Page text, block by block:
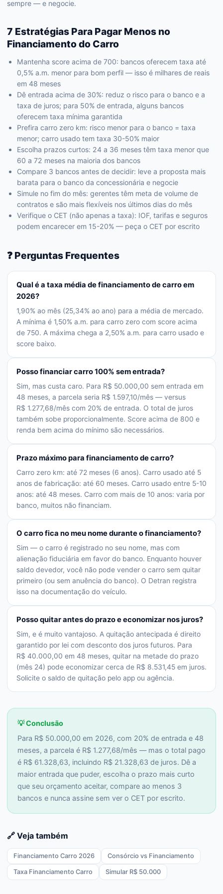
sempre — e negocie.
7 Estratégias Para Pagar Menos no
Financiamento do Carro
Mantenha score acima de 700: bancos oferecem taxa até
0,5% a.m. menor para bom perfil — isso é milhares de reais
em 48 meses
Dê entrada acima de 30%: reduz o risco para o banco e a
taxa de juros; para 50% de entrada, alguns bancos
oferecem taxa mínima garantida
Prefira carro zero km: risco menor para o banco = taxa
menor; carro usado tem taxa 30-50% maior
Escolha prazos curtos: 24 a 36 meses têm taxa menor que
60 a 72 meses na maioria dos bancos
Compare 3 bancos antes de decidir: leve a proposta mais
barata para o banco da concessionária e negocie
Simule no fim do mês: gerentes têm meta de volume de
contratos e são mais flexíveis nos últimos dias do mês
Verifique o CET (não apenas a taxa): IOF, tarifas e seguros
podem encarecer em 15-20% — peça o CET por escrito
❓ Perguntas Frequentes
Qual é a taxa média de financiamento de carro em
2026?
1,90% ao mês (25,34% ao ano) para a média de mercado.
A mínima é 1,50% a.m. para carro zero com score acima
de 750. A máxima chega a 2,50% a.m. para carro usado e
score baixo.
Posso financiar carro 100% sem entrada?
Sim, mas custa caro. Para R$ 50.000,00 sem entrada em
48 meses, a parcela seria R$ 1.597,10/mês — versus
R$ 1.277,68/mês com 20% de entrada. O total de juros
também sobe proporcionalmente. Score acima de 800 e
renda bem acima do mínimo são necessários.
Prazo máximo para financiamento de carro?
Carro zero km: até 72 meses (6 anos). Carro usado até 5
anos de fabricação: até 60 meses. Carro usado entre 5-10
anos: até 48 meses. Carro com mais de 10 anos: varia por
banco, muitos não financiam.
O carro fica no meu nome durante o financiamento?
Sim — o carro é registrado no seu nome, mas com
alienação fiduciária em favor do banco. Enquanto houver
saldo devedor, você não pode vender o carro sem quitar
primeiro (ou sem anuência do banco). O Detran registra
isso na documentação do veículo.
Posso quitar antes do prazo e economizar nos juros?
Sim, e é muito vantajoso. A quitação antecipada é direito
garantido por lei com desconto dos juros futuros. Para
R$ 40.000,00 em 48 meses, quitar na metade do prazo
(mês 24) pode economizar cerca de R$ 8.531,45 em juros.
Solicite o saldo de quitação pelo app ou agência.
💡 Conclusão
Para R$ 50.000,00 em 2026, com 20% de entrada e 48
meses, a parcela é R$ 1.277,68/mês — mas o total pago
é R$ 61.328,63, incluindo R$ 21.328,63 de juros. Dê a
maior entrada que puder, escolha o prazo mais curto
que seu orçamento aceitar, compare ao menos 3
bancos e nunca assine sem ver o CET por escrito.
🔗 Veja também
Financiamento Carro 2026 Consórcio vs Financiamento
Taxa Financiamento Carro Simular R$ 50.000